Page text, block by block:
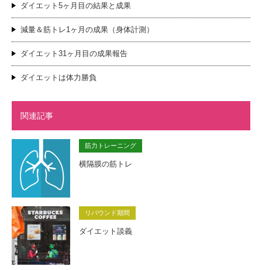
ダイエット5ヶ月目の結果と成果
減量＆筋トレ1ヶ月の成果（身体計測）
ダイエット31ヶ月目の成果報告
ダイエットは体力勝負
関連記事
筋力トレーニング
横隔膜の筋トレ
リバウンド期間
ダイエット談義